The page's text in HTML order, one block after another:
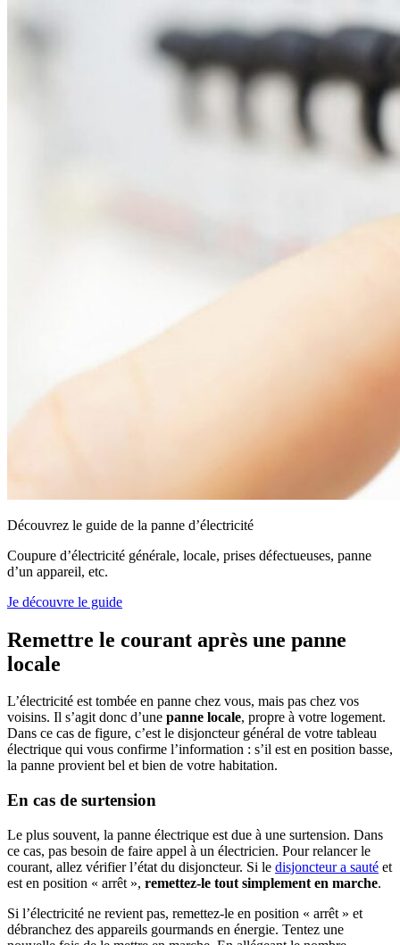
Découvrez le guide de la panne d’électricité
Coupure d’électricité générale, locale, prises défectueuses, panne
d’un appareil, etc.
Je découvre le guide
Remettre le courant après une panne
locale
L’électricité est tombée en panne chez vous, mais pas chez vos
voisins. Il s’agit donc d’une panne locale, propre à votre logement.
Dans ce cas de figure, c’est le disjoncteur général de votre tableau
électrique qui vous confirme l’information : s’il est en position basse,
la panne provient bel et bien de votre habitation.
En cas de surtension
Le plus souvent, la panne électrique est due à une surtension. Dans
ce cas, pas besoin de faire appel à un électricien. Pour relancer le
courant, allez vérifier l’état du disjoncteur. Si le disjoncteur a sauté et
est en position « arrêt », remettez-le tout simplement en marche.
Si l’électricité ne revient pas, remettez-le en position « arrêt » et
débranchez des appareils gourmands en énergie. Tentez une